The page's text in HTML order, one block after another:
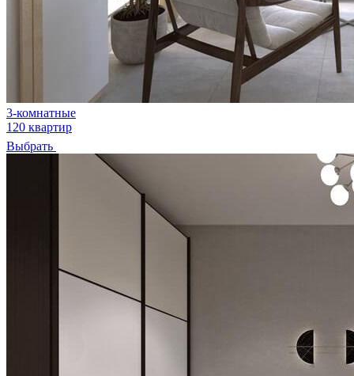
3-комнатные
120 квартир
Выбрать